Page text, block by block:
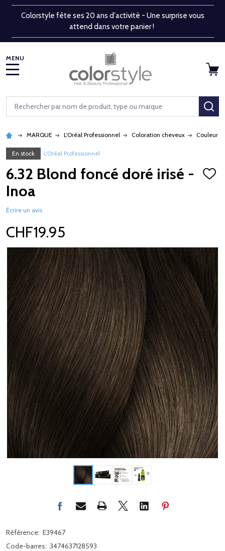
Colorstyle fête ses 20 ans d'activité - Une surprise vous
attend dans votre panier !
Rechercher
MARQUE L'Oréal Professionnel Coloration cheveux Couleur
En stock L'Oréal Professionnel
6.32 Blond foncé doré irisé -
Inoa
Écrire un avis
CHF19.95
Référence: E39467
Code-barres: 3474637128593